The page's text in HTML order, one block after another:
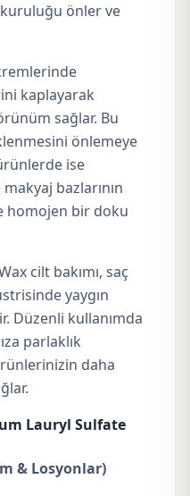
önler ve
kaplayarak
sağlar. Bu
önlemeye
ise
bazlarının
homojen bir doku
cilt bakımı, saç
yaygın
Düzenli kullanımda
parlaklık
daha
Lauryl Sulfate
& Losyonlar)